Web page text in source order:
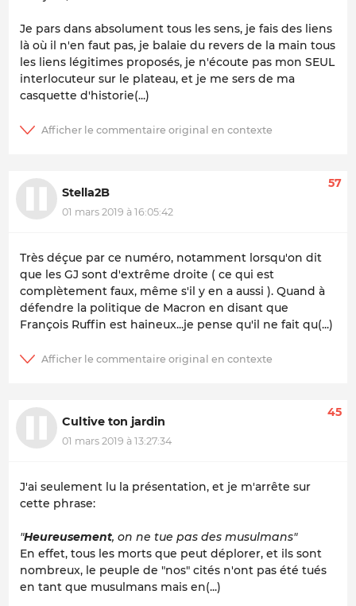
Je pars dans absolument tous les sens, je fais des liens
là où il n'en faut pas, je balaie du revers de la main tous
les liens légitimes proposés, je n'écoute pas mon SEUL
interlocuteur sur le plateau, et je me sers de ma
casquette d'historie(...)
Stella2B
01 mars 2019 à 16:05:42
57
Très déçue par ce numéro, notamment lorsqu'on dit
que les GJ sont d'extrême droite ( ce qui est
complètement faux, même s'il y en a aussi ). Quand à
défendre la politique de Macron en disant que
François Ruffin est haineux...je pense qu'il ne fait qu(...)
Cultive ton jardin
01 mars 2019 à 13:27:34
45
J'ai seulement lu la présentation, et je m'arrête sur
cette phrase:
"Heureusement, on ne tue pas des musulmans"
En effet, tous les morts que peut déplorer, et ils sont
nombreux, le peuple de "nos" cités n'ont pas été tués
en tant que musulmans mais en(...)